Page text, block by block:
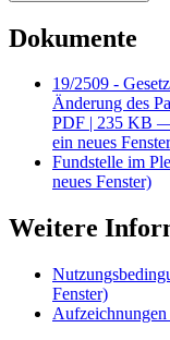
Dokumente
19/2509 -
Änderung des
PDF | 235 KB
ein neues
Fundstelle im
neues Fenster)
Weitere
Fenster)